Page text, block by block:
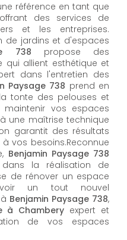
référence en tant que
des services de
et les entreprises.
de jardins et d'espaces
738 propose des
qui allient esthétique et
dans l'entretien des
Paysage 738 prend en
tonte des pelouses et
vos espaces
une maîtrise technique
garantit des résultats
vos besoins.Reconnue
Benjamin Paysage 738
la réalisation de
de rénover un espace
un tout nouvel
Benjamin Paysage 738,
à Chambery expert et
de vos espaces